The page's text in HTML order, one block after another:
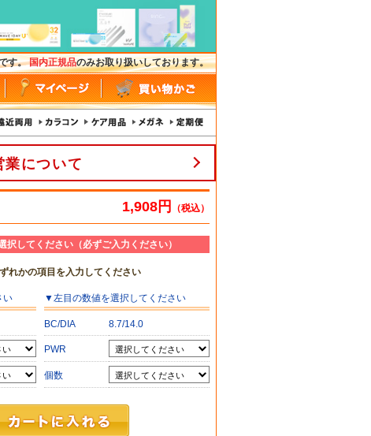
す。国内正規品のみお取り扱いしております。
業について
1,908円 （税込）
択してください（必ずご入力ください）
れかの項目を入力してください
い ▼左目の数値を選択してください
BC/DIA 8.7/14.0
PWR
個数